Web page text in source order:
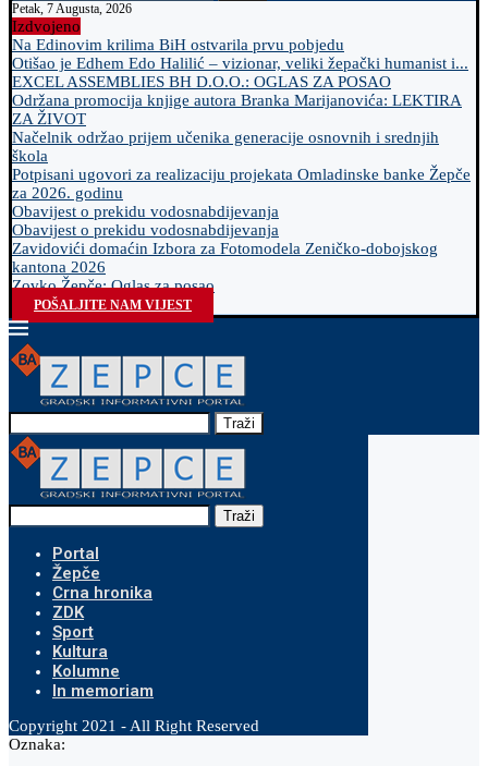
Petak, 7 Augusta, 2026
Izdvojeno
Na Edinovim krilima BiH ostvarila prvu pobjedu
Otišao je Edhem Edo Halilić – vizionar, veliki žepački humanist i...
EXCEL ASSEMBLIES BH D.O.O.: OGLAS ZA POSAO
Održana promocija knjige autora Branka Marijanovića: LEKTIRA
ZA ŽIVOT
Načelnik održao prijem učenika generacije osnovnih i srednjih
škola
Potpisani ugovori za realizaciju projekata Omladinske banke Žepče
za 2026. godinu
Obavijest o prekidu vodosnabdijevanja
Obavijest o prekidu vodosnabdijevanja
Zavidovići domaćin Izbora za Fotomodela Zeničko-dobojskog
kantona 2026
Zovko Žepče: Oglas za posao
POŠALJITE NAM VIJEST
Traži
Traži
Portal
Žepče
Crna hronika
ZDK
Sport
Kultura
Kolumne
In memoriam
Copyright 2021 - All Right Reserved
Oznaka: